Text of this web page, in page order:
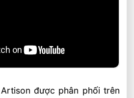
được phân phối trên